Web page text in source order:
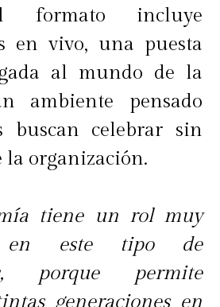
formato incluye
en vivo, una puesta
al mundo de la
ambiente pensado
buscan celebrar sin
la organización.
tiene un rol muy
en este tipo de
porque permite
generaciones en